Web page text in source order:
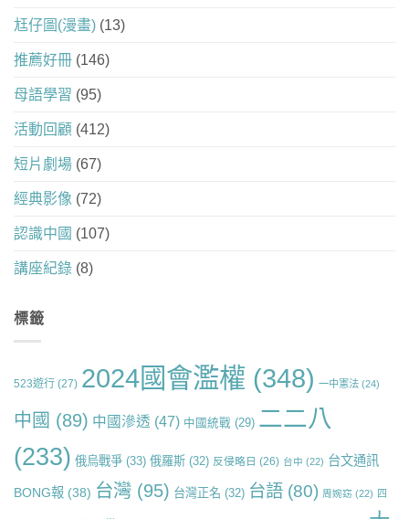
尪仔圖(漫畫) (13)
推薦好冊 (146)
母語學習 (95)
活動回顧 (412)
短片劇場 (67)
經典影像 (72)
認識中國 (107)
講座紀錄 (8)
標籤
523遊行 (27) 2024國會濫權 (348) 一中憲法 (24)
中國 (89) 中國滲透 (47) 中國統戰 (29) 二二八
(233) 俄烏戰爭 (33) 俄羅斯 (32) 反侵略日 (26) 台中 (22) 台文通訊
BONG報 (38) 台灣 (95) 台灣正名 (32) 台語 (80) 周婉窈 (22) 四